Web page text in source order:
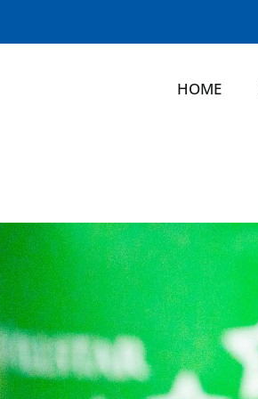
HOME